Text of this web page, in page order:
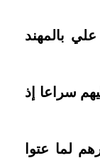
بالمهند
سراعا إذ
لما عتوا